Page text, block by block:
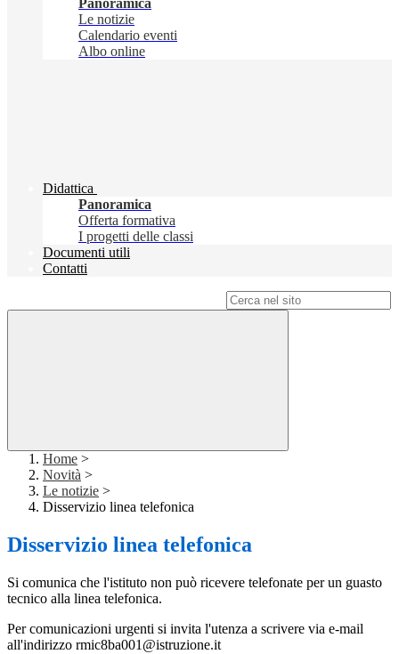
Panoramica
Le notizie
Calendario eventi
Albo online
Didattica
Panoramica
Offerta formativa
I progetti delle classi
Documenti utili
Contatti
Home >
Novità >
Le notizie >
Disservizio linea telefonica
Disservizio linea telefonica
Si comunica che l'istituto non può ricevere telefonate per un guasto
tecnico alla linea telefonica.
Per comunicazioni urgenti si invita l'utenza a scrivere via e-mail
all'indirizzo rmic8ba001@istruzione.it